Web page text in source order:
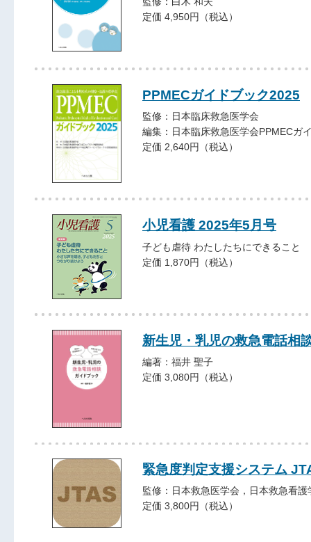
定価 4,950円（税込）
PPMECガイドブック2025
監修：日本臨床救急医学会
編集：日本臨床救急医学会PPMECガ
定価 2,640円（税込）
小児看護 2025年5月号
子ども虐待 わたしたちにできること
定価 1,870円（税込）
新生児・乳児の救急電話相
編著：福井 聖子
定価 3,080円（税込）
緊急度判定支援システム
監修：日本救急医学会，日本救急看
定価 3,800円（税込）